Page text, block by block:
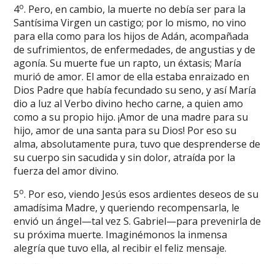
4o. Pero, en cambio, la muerte no debía ser para la
Santísima Virgen un castigo; por lo mismo, no vino
para ella como para los hijos de Adán, acompañada
de sufrimientos, de enfermedades, de angustias y de
agonía. Su muerte fue un rapto, un éxtasis; María
murió de amor. El amor de ella estaba enraizado en
Dios Padre que había fecundado su seno, y así María
dio a luz al Verbo divino hecho carne, a quien amo
como a su propio hijo. ¡Amor de una madre para su
hijo, amor de una santa para su Dios! Por eso su
alma, absolutamente pura, tuvo que desprenderse de
su cuerpo sin sacudida y sin dolor, atraída por la
fuerza del amor divino.
5o. Por eso, viendo Jesús esos ardientes deseos de su
amadísima Madre, y queriendo recompensarla, le
envió un ángel—tal vez S. Gabriel—para prevenirla de
su próxima muerte. Imaginémonos la inmensa
alegría que tuvo ella, al recibir el feliz mensaje.